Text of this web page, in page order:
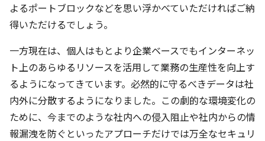
よるポートブロックなどを思い浮かべていただければご納
得いただけるでしょう。
一方現在は、個人はもとより企業ベースでもインターネッ
ト上のあらゆるリソースを活用して業務の生産性を向上す
るようになってきています。必然的に守るべきデータは社
内外に分散するようになりました。この劇的な環境変化の
ために、今までのような社内への侵入阻止や社内からの情
報漏洩を防ぐといったアプローチだけでは万全なセキュリ